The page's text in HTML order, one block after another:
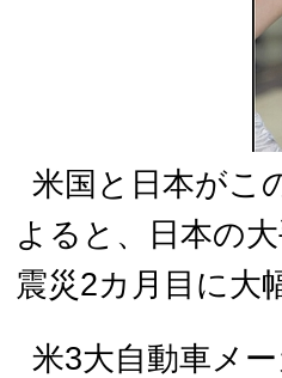
米国と日本がこ
よると、日本の
震災2カ月目に大
米3大自動車メ